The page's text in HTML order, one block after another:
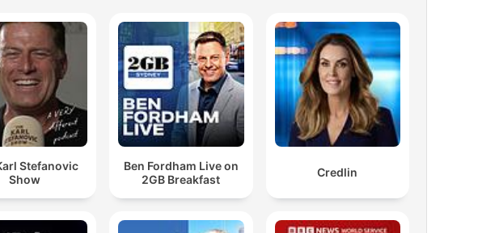
Stefanovic
Show
Ben Fordham Live on
2GB Breakfast
Credlin